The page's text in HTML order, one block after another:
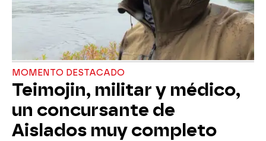
MOMENTO DESTACADO
Teimojin, militar y médico,
un concursante de
Aislados muy completo